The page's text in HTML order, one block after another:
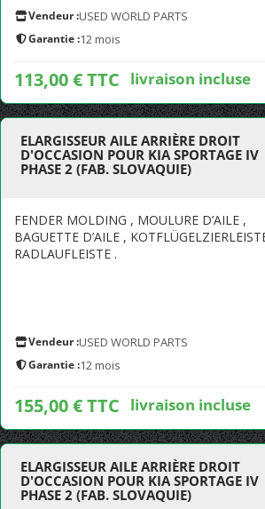
Vendeur :USED WORLD PARTS
Garantie :12 mois
113,00 € TTC livraison incluse
ELARGISSEUR AILE ARRIÈRE DROIT
D'OCCASION POUR KIA SPORTAGE IV
PHASE 2 (FAB. SLOVAQUIE)
FENDER MOLDING , MOULURE D’AILE ,
BAGUETTE D’AILE ,
RADLAUFLEISTE .
Vendeur :USED WORLD PARTS
Garantie :12 mois
155,00 € TTC livraison incluse
ELARGISSEUR AILE ARRIÈRE DROIT
D'OCCASION POUR KIA SPORTAGE IV
PHASE 2 (FAB. SLOVAQUIE)